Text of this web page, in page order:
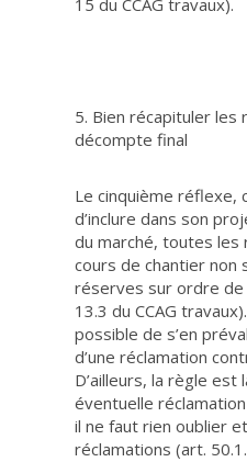
15 du CCAG travaux).
5. Bien récapituler les
décompte final
Le cinquième réflexe,
d’inclure dans son
du marché, toutes les
cours de chantier
réserves sur ordre de
13.3 du CCAG
possible de s’en
d’une réclamation
D’ailleurs, la règle est
éventuelle
il ne faut rien oublier
réclamations (art.